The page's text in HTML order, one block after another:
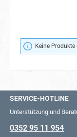
Keine Produkte
SERVICE-HOTLINE
Unterstützung und
0352 95 11 954